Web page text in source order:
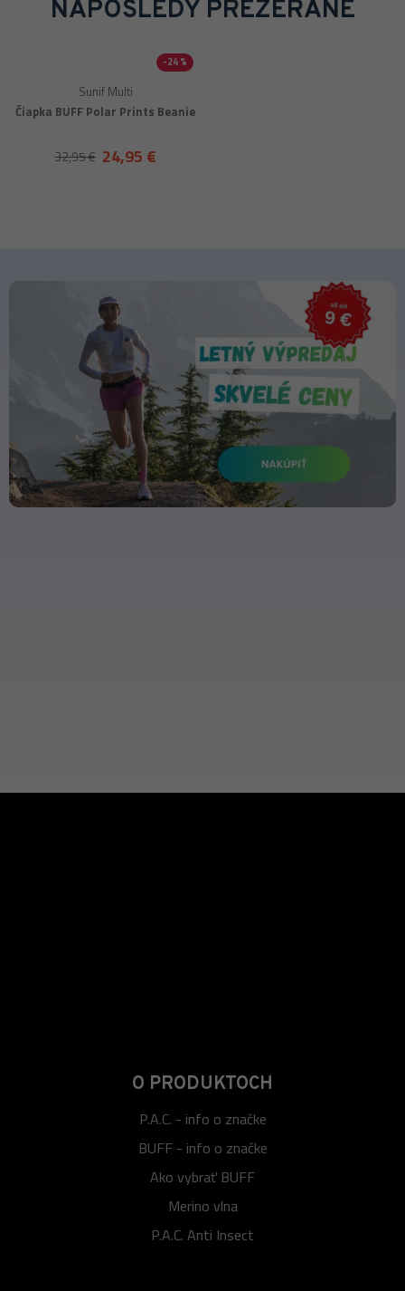
NAPOSLEDY PREZERANÉ
-24 %
Čiapka BUFF Polar Prints Beanie
Sunif Multi
24,95 €
32,95 €
O PRODUKTOCH
P.A.C. - info o značke
BUFF - info o značke
Ako vybrať BUFF
Merino vlna
P.A.C. Anti Insect